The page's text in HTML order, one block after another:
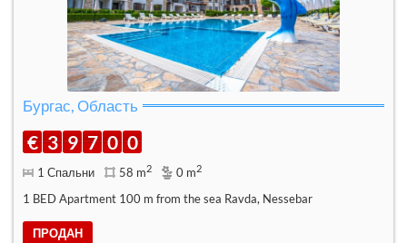
Бургас, Область
€ 3 9 7 0 0
1 Спальни 58 m2 0 m2
1 BED Apartment 100 m from the sea Ravda, Nessebar
ПРОДАН